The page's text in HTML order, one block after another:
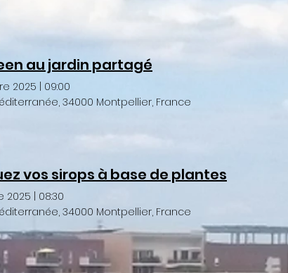
au jardin partagé
2025 | 09:00
34000 Montpellier, France
vos sirops à base de plantes
2025 | 08:30
34000 Montpellier, France